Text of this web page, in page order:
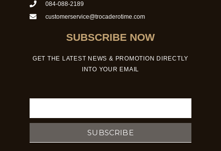
084-088-2189
customerservice@trocaderotime.com
SUBSCRIBE NOW
GET THE LATEST NEWS & PROMOTION DIRECTLY
INTO YOUR EMAIL
SUBSCRIBE